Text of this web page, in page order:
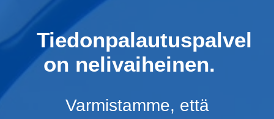
on nelivaiheinen.
Varmistamme, että